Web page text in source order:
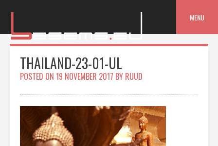
MENU
THAILAND-23-01-UL
POSTED ON 19 NOVEMBER 2017 BY RUUD